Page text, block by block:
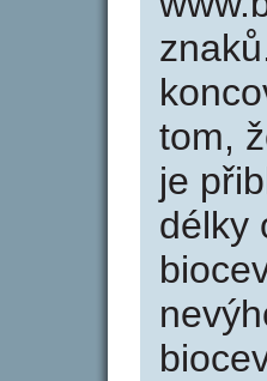
tom,
je
délky